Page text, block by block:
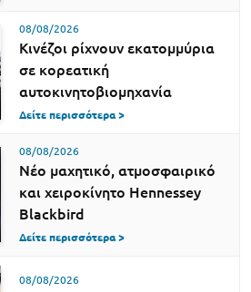
08/08/2026
Κινέζοι ρίχνουν εκατομμύρια
σε κορεατική
αυτοκινητοβιομηχανία
Δείτε περισσότερα >
08/08/2026
Νέο μαχητικό, ατμοσφαιρικό
και χειροκίνητο Hennessey
Blackbird
Δείτε περισσότερα >
08/08/2026